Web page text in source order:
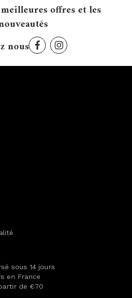
offres et les
nous
sous 14 jours
en France
de €70